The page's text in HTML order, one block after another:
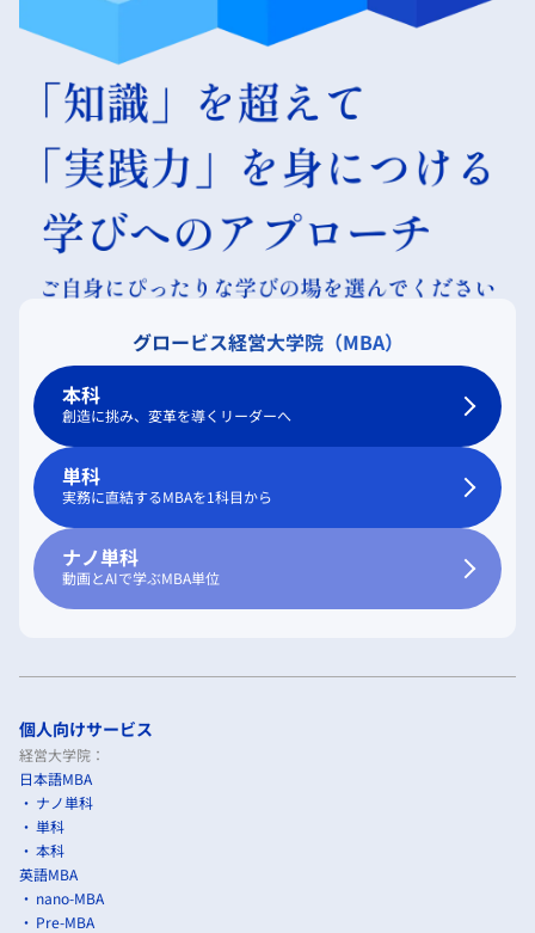
グロービス経営大学院（MBA）
本科
創造に挑み、変革を導くリーダーへ
単科
実務に直結するMBAを1科目から
ナノ単科
動画とAIで学ぶMBA単位
個人向けサービス
経営大学院：
日本語MBA
ナノ単科
単科
本科
英語MBA
nano-MBA
Pre-MBA